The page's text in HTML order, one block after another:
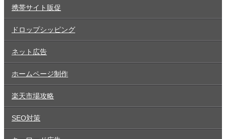
携帯サイト販促
ドロップシッピング
ネット広告
ホームページ制作
楽天市場攻略
SEO対策